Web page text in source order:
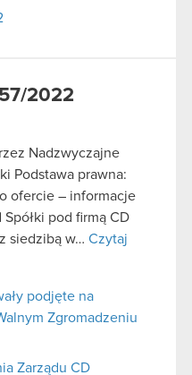
2022
Nadzwyczajne
Podstawa prawna:
ofercie – informacje
pod firmą CD
siedzibą w… Czytaj
podjęte na
Zgromadzeniu
Zarządu CD